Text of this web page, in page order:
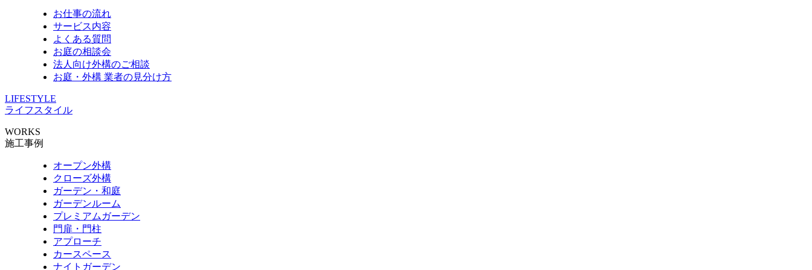
お仕事の流れ
サービス内容
よくある質問
お庭の相談会
法人向け外構のご相談
お庭・外構 業者の見分け方
LIFESTYLE
ライフスタイル
WORKS
施工事例
オープン外構
クローズ外構
ガーデン・和庭
ガーデンルーム
プレミアムガーデン
門扉・門柱
アプローチ
カースペース
ナイトガーデン